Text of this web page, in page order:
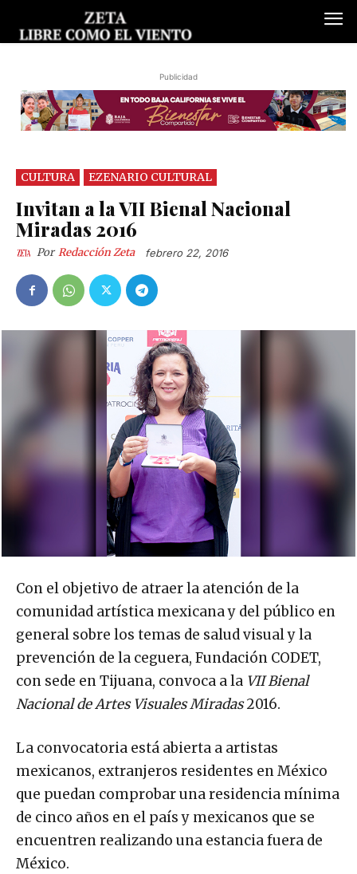
Publicidad
CULTURA EZENARIO CULTURAL
Invitan a la VII Bienal Nacional
Miradas 2016
Por Redacción Zeta febrero 22, 2016
Con el objetivo de atraer la atención de la
comunidad artística mexicana y del público en
general sobre los temas de salud visual y la
prevención de la ceguera, Fundación CODET,
con sede en Tijuana, convoca a la VII Bienal
Nacional de Artes Visuales Miradas2016.
La convocatoria está abierta a artistas
mexicanos, extranjeros residentes en México
que puedan comprobar una residencia mínima
de cinco años en el país y mexicanos que se
encuentren realizando una estancia fuera de
México.